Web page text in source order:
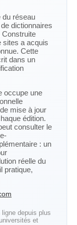
du réseau
dictionnaires
Construite
sites a acquis
Cette
dans un
occupe une
mise à jour
édition.
consulter le
: un
réelle du
pratique,
depuis plus
et